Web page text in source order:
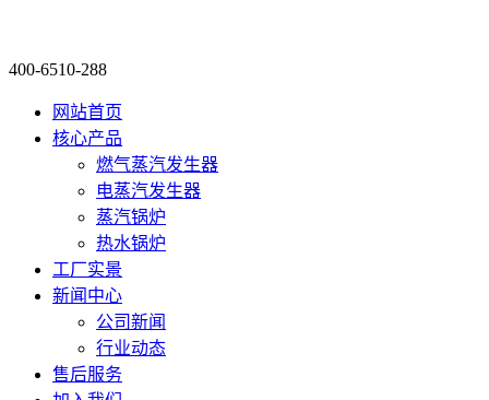
400-6510-288
网站首页
核心产品
燃气蒸汽发生器
电蒸汽发生器
蒸汽锅炉
热水锅炉
工厂实景
新闻中心
公司新闻
行业动态
售后服务